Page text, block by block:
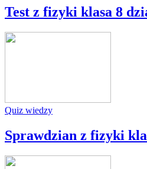
Test z fizyki klasa 8
Quiz wiedzy
Sprawdzian z fizyki